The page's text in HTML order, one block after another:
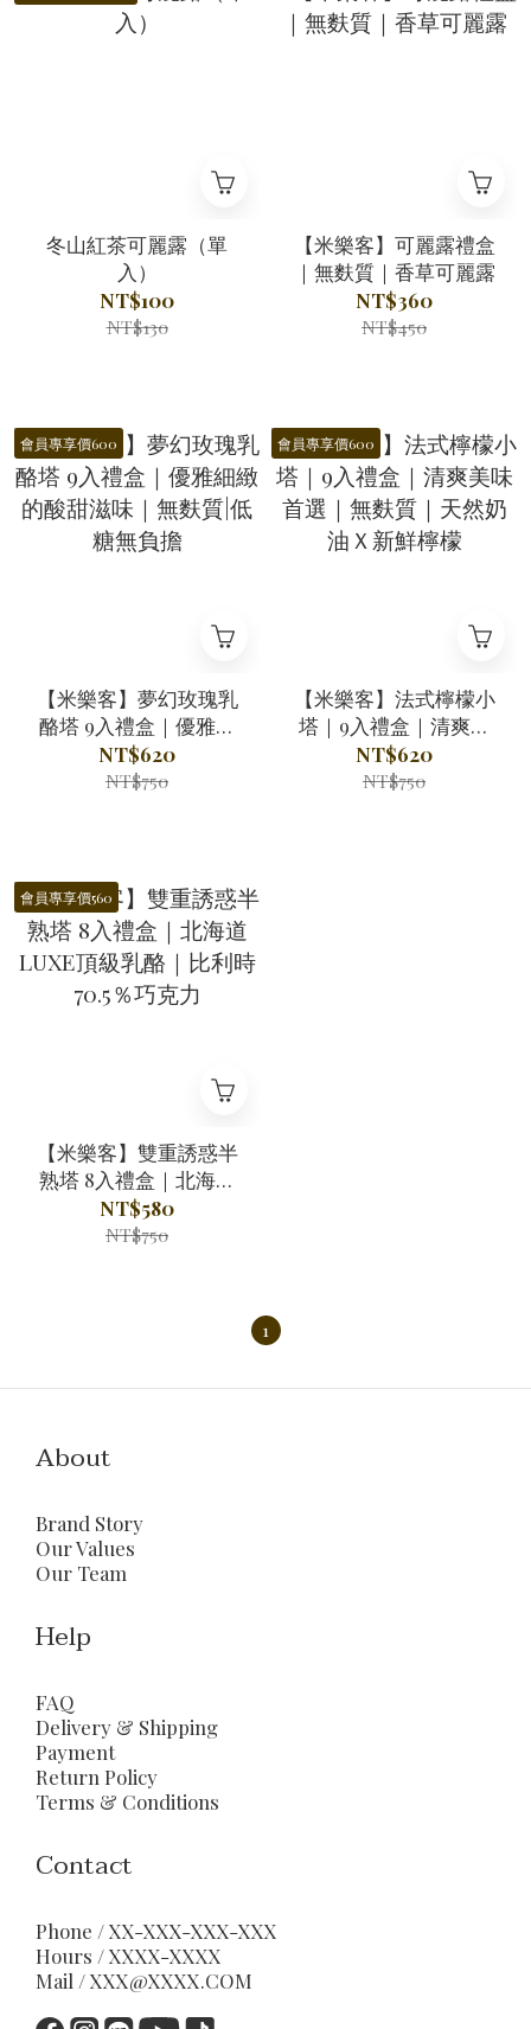
冬山紅茶可麗露（單
入）
NT$100
NT$130
【米樂客】可麗露禮盒
｜無麩質｜香草可麗露
NT$360
NT$450
會員專享價600
【米樂客】夢幻玫瑰乳
酪塔 9入禮盒｜優雅細
緻的酸甜滋味｜無麩質|
低糖無負擔
NT$620
NT$750
會員專享價600
【米樂客】法式檸檬小
塔｜9入禮盒｜清爽美
味首選｜無麩質｜天然
奶油Ｘ新鮮檸檬
NT$620
NT$750
會員專享價560
【米樂客】雙重誘惑半
熟塔 8入禮盒｜北海道
LUXE頂級乳酪｜比利
時70.5％巧克力
NT$580
NT$750
1
About
Brand Story
Our Values
Our Team
Help
FAQ
Delivery & Shipping
Payment
Return Policy
Terms & Conditions
Contact
Phone / XX-XXX-XXX-XXX
Hours / XXXX-XXXX
Mail / XXX@XXXX.COM